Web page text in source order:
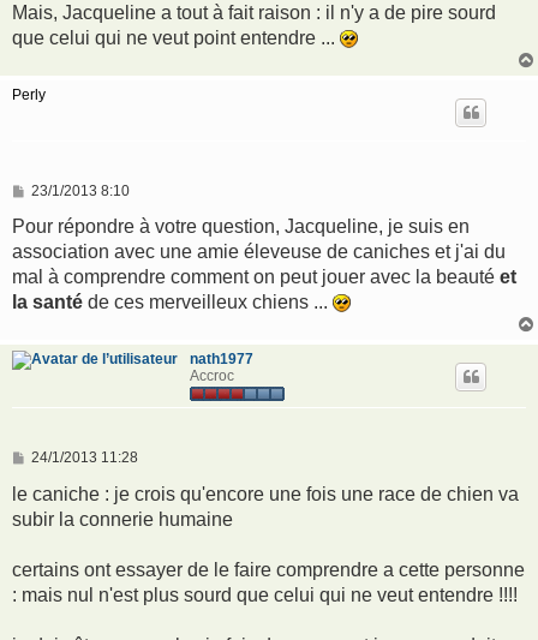
Mais, Jacqueline a tout à fait raison : il n'y a de pire sourd
que celui qui ne veut point entendre ...
Perly
M
s
a
g
23/1/2013 8:10
Pour répondre à votre question, Jacqueline, je suis en
association avec une amie éleveuse de caniches et j'ai du
mal à comprendre comment on peut jouer avec la beauté et
la santé de ces merveilleux chiens ...
nath1977
Accroc
M
s
a
24/1/2013 11:28
le caniche : je crois qu'encore une fois une race de chien va
subir la connerie humaine
certains ont essayer de le faire comprendre a cette personne
: mais nul n'est plus sourd que celui qui ne veut entendre !!!!